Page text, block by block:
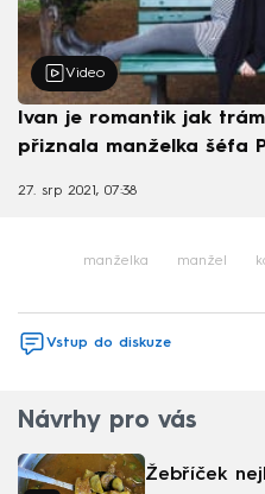
Video
Ivan je romantik jak
přiznala manželka šéfa
27. srp 2021, 07:38
manželka manžel
Vstup do diskuze
Návrhy pro vás
Žebříček